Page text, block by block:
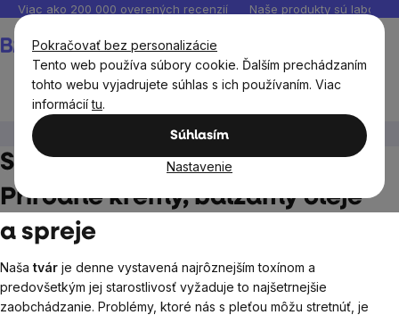
Pokračovať bez personalizácie
Tento web používa súbory cookie. Ďalším prechádzaním
tohto webu vyjadrujete súhlas s ich používaním. Viac
informáciítu.
Súhlasím
Nastavenie
Prejsť
obsah
Viac ako 200 000 overených recenzií Naše produkty sú
košík
Starostlivosť o pleť a pery
Starostlivosť o pleť a pery -
Prírodné krémy, balzamy oleje
a spreje
Naša tvár je denne vystavená najrôznejším toxínom a
predovšetkým jej starostlivosť vyžaduje to najšetrnejšie
zaobchádzanie. Problémy, ktoré nás s pleťou môžu stretnúť, je